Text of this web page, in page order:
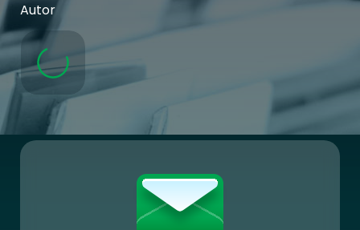
Autor